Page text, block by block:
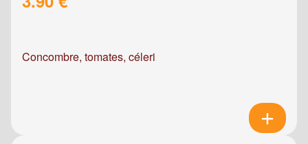
Concombre, tomates, céleri